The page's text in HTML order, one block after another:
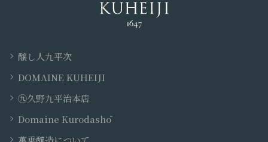
醸し人九平次
DOMAINE KUHEIJI
㊈久野九平治本店
Domaine Kurodashō